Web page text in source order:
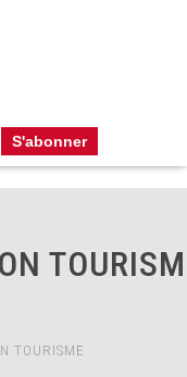
TOURISM
TOURISME